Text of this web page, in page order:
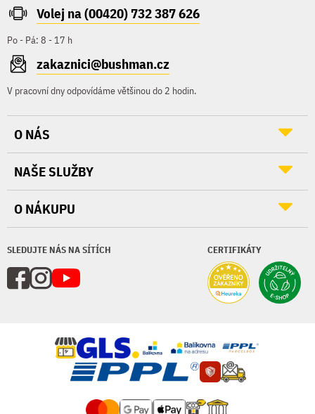
Volej na (00420) 732 387 626
Po - Pá: 8 - 17 h
zakaznici@bushman.cz
V pracovní dny odpovídáme většinou do 2 hodin.
SLEDUJTE NÁS NA SÍTÍCH CERTIFIKÁTY
O NÁS
NAŠE SLUŽBY
O NÁKUPU